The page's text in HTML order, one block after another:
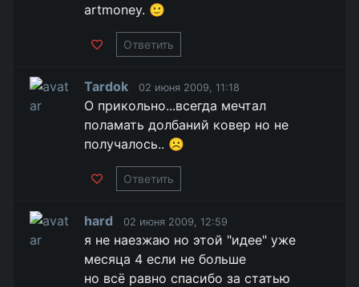
artmoney. 🙂
Ответить
Tardok 02 июня 2009, 11:18
О прикольно...всегда мечтал
поламать долбаний ковер но не
получалось.. ☹️
Ответить
hard 02 июня 2009, 12:59
я не наезжаю но этой "идее" уже
месяца 4 если не больше
но всё равно спасибо за статью